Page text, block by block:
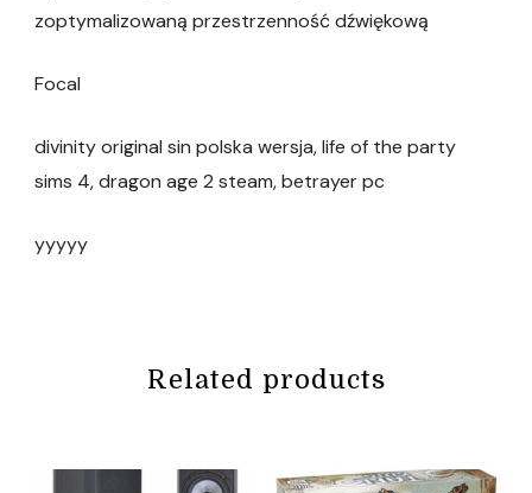
zoptymalizowaną przestrzenność dźwiękową
Focal
divinity original sin polska wersja, life of the party
sims 4, dragon age 2 steam, betrayer pc
yyyyy
Related products